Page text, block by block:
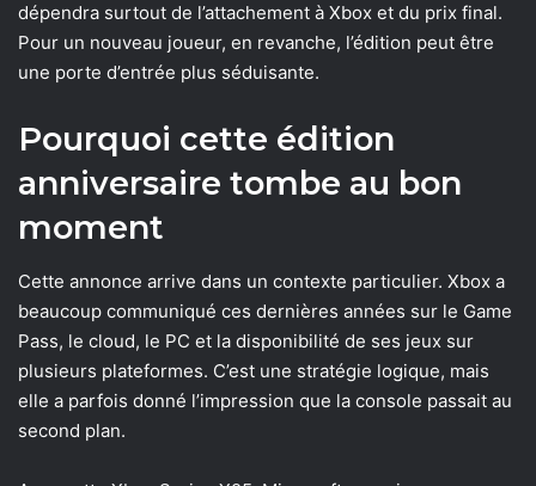
dépendra surtout de l’attachement à Xbox et du prix final.
Pour un nouveau joueur, en revanche, l’édition peut être
une porte d’entrée plus séduisante.
Pourquoi cette édition
anniversaire tombe au bon
moment
Cette annonce arrive dans un contexte particulier. Xbox a
beaucoup communiqué ces dernières années sur le Game
Pass, le cloud, le PC et la disponibilité de ses jeux sur
plusieurs plateformes. C’est une stratégie logique, mais
elle a parfois donné l’impression que la console passait au
second plan.